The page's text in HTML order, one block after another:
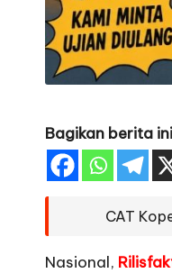
Bagikan berita
CAT
Nasional,